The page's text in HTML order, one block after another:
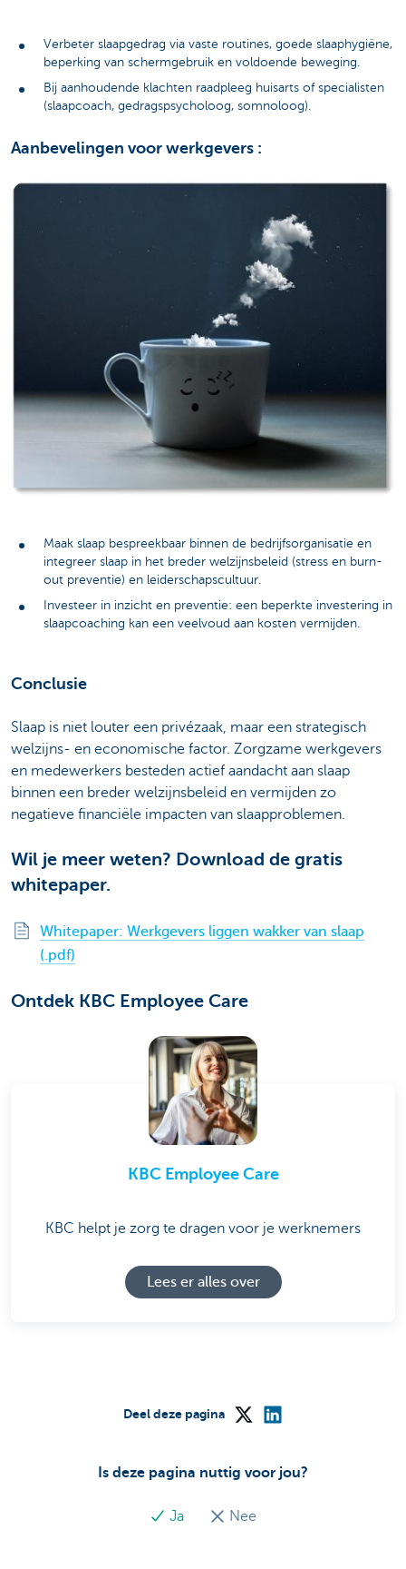
Verbeter slaapgedrag via vaste routines, goede slaaphygiëne,
beperking van schermgebruik en voldoende beweging.
Bij aanhoudende klachten raadpleeg huisarts of specialisten
(slaapcoach, gedragspsycholoog, somnoloog).
Aanbevelingen voor werkgevers :
Maak slaap bespreekbaar binnen de bedrijfsorganisatie en
integreer slaap in het breder welzijnsbeleid (stress en burn-
out preventie) en leiderschapscultuur.
Investeer in inzicht en preventie: een beperkte investering in
slaapcoaching kan een veelvoud aan kosten vermijden.
Conclusie
Slaap is niet louter een privézaak, maar een strategisch
welzijns- en economische factor. Zorgzame werkgevers
en medewerkers besteden actief aandacht aan slaap
binnen een breder welzijnsbeleid en vermijden zo
negatieve financiële impacten van slaapproblemen.
Wil je meer weten? Download de gratis
whitepaper.
Whitepaper: Werkgevers liggen wakker van slaap
(.pdf)
Ontdek KBC Employee Care
KBC Employee Care
KBC helpt je zorg te dragen voor je werknemers
Lees er alles over
Is deze pagina nuttig voor jou?
Ja Nee
Deel deze pagina